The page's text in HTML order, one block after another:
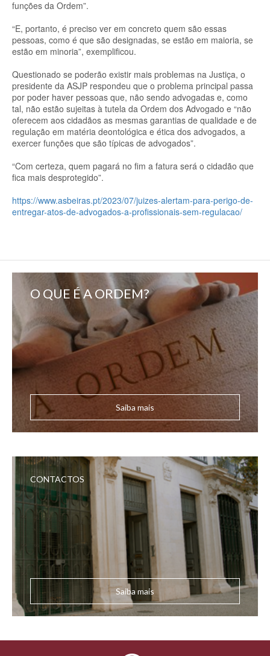
funções da Ordem”.
“E, portanto, é preciso ver em concreto quem são essas
pessoas, como é que são designadas, se estão em maioria, se
estão em minoria”, exemplificou.
Questionado se poderão existir mais problemas na Justiça, o
presidente da ASJP respondeu que o problema principal passa
por poder haver pessoas que, não sendo advogadas e, como
tal, não estão sujeitas à tutela da Ordem dos Advogado e “não
oferecem aos cidadãos as mesmas garantias de qualidade e de
regulação em matéria deontológica e ética dos advogados, a
exercer funções que são típicas de advogados”.
“Com certeza, quem pagará no fim a fatura será o cidadão que
fica mais desprotegido”.
https://www.asbeiras.pt/2023/07/juizes-alertam-para-perigo-de-
entregar-atos-de-advogados-a-profissionais-sem-regulacao/
O QUE É A ORDEM?
Saiba mais
CONTACTOS
Saiba mais